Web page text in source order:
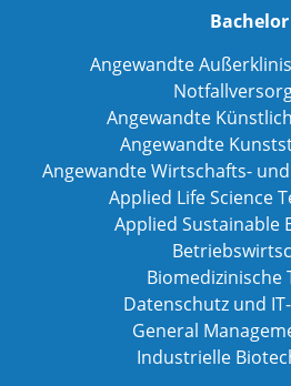
Bachelor
Angewandte
Angewandte
Angewandte
Angewandte Wirtschafts-
Applied Life Science
Applied Sustainable
Biomedizinische
Datenschutz und
General
Industrielle